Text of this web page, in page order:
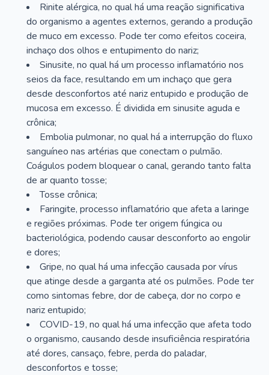
Rinite alérgica, no qual há uma reação significativa
do organismo a agentes externos, gerando a produção
de muco em excesso. Pode ter como efeitos coceira,
inchaço dos olhos e entupimento do nariz;
Sinusite, no qual há um processo inflamatório nos
seios da face, resultando em um inchaço que gera
desde desconfortos até nariz entupido e produção de
mucosa em excesso. É dividida em sinusite aguda e
crônica;
Embolia pulmonar, no qual há a interrupção do fluxo
sanguíneo nas artérias que conectam o pulmão.
Coágulos podem bloquear o canal, gerando tanto falta
de ar quanto tosse;
Tosse crônica;
Faringite, processo inflamatório que afeta a laringe
e regiões próximas. Pode ter origem fúngica ou
bacteriológica, podendo causar desconforto ao engolir
e dores;
Gripe, no qual há uma infecção causada por vírus
que atinge desde a garganta até os pulmões. Pode ter
como sintomas febre, dor de cabeça, dor no corpo e
nariz entupido;
COVID-19, no qual há uma infecção que afeta todo
o organismo, causando desde insuficiência respiratória
até dores, cansaço, febre, perda do paladar,
desconfortos e tosse;